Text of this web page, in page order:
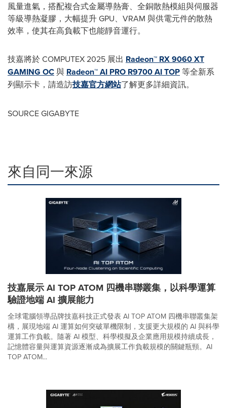
風量進氣，搭配複合式金屬導熱膏、全銅散熱模組與伺服器
等級導熱凝膠，大幅提升 GPU、VRAM 與供電元件的散熱
效率，使其在高負載下也能靜音運行。
技嘉將於 COMPUTEX 2025 展出 Radeon™ RX 9060 XT
GAMING OC與 Radeon™AI PRO R9700AI TOP等全新系
列顯示卡，請造訪技嘉官方網站了解更多詳細資訊。
SOURCE GIGABYTE
來自同一來源
技嘉展示 AI TOP ATOM 四機串聯叢集，以科學運算
驗證地端 AI 擴展能力
全球電腦領導品牌技嘉科技正式發表 AI TOP ATOM 四機串聯叢集架
構，展現地端 AI 運算如何突破單機限制，支援更大規模的 AI 與科學
運算工作負載。隨著 AI 模型、科學模擬及企業應用規模持續成長，
記憶體容量與運算資源逐漸成為擴展工作負載規模的關鍵瓶頸。AI
TOP ATOM...